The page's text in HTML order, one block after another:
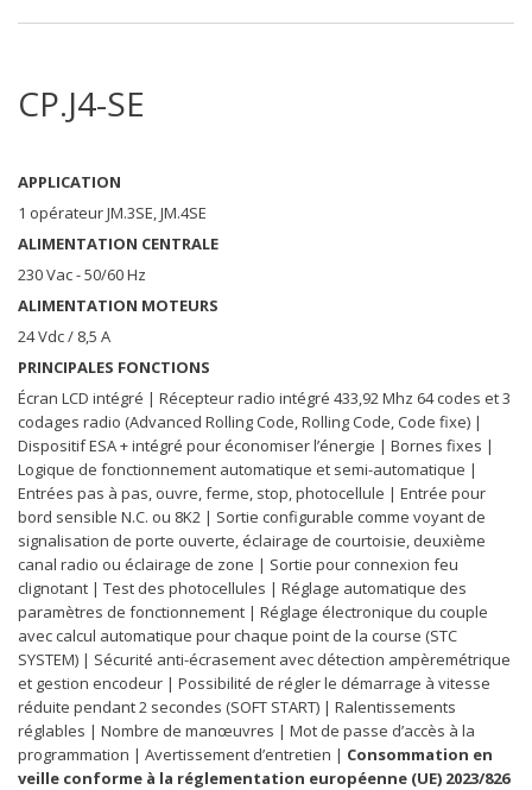
CP.J4-SE
APPLICATION
1 opérateur JM.3SE, JM.4SE
ALIMENTATION CENTRALE
230 Vac - 50/60 Hz
ALIMENTATION MOTEURS
24 Vdc / 8,5 A
PRINCIPALES FONCTIONS
Écran LCD intégré | Récepteur radio intégré 433,92 Mhz 64 codes et 3
codages radio (Advanced Rolling Code, Rolling Code, Code fixe) |
Dispositif ESA + intégré pour économiser l’énergie | Bornes fixes |
Logique de fonctionnement automatique et semi-automatique |
Entrées pas à pas, ouvre, ferme, stop, photocellule | Entrée pour
bord sensible N.C. ou 8K2 | Sortie configurable comme voyant de
signalisation de porte ouverte, éclairage de courtoisie, deuxième
canal radio ou éclairage de zone | Sortie pour connexion feu
clignotant | Test des photocellules | Réglage automatique des
paramètres de fonctionnement | Réglage électronique du couple
avec calcul automatique pour chaque point de la course (STC
SYSTEM) | Sécurité anti-écrasement avec détection ampèremétrique
et gestion encodeur | Possibilité de régler le démarrage à vitesse
réduite pendant 2 secondes (SOFT START) | Ralentissements
réglables | Nombre de manœuvres | Mot de passe d’accès à la
programmation | Avertissement d’entretien | Consommation en
veille conforme à la réglementation européenne (UE) 2023/826